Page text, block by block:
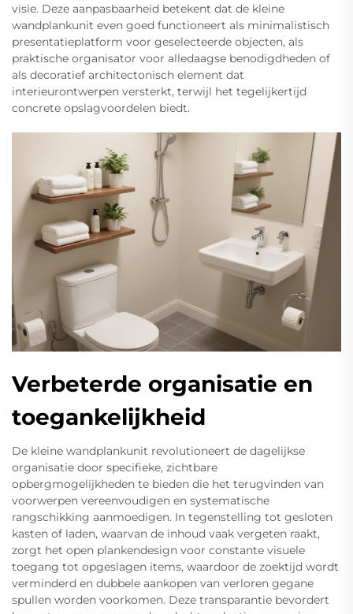
visie. Deze aanpasbaarheid betekent dat de kleine
wandplankunit even goed functioneert als minimalistisch
presentatieplatform voor geselecteerde objecten, als
praktische organisator voor alledaagse benodigdheden of
als decoratief architectonisch element dat
interieurontwerpen versterkt, terwijl het tegelijkertijd
concrete opslagvoordelen biedt.
Verbeterde organisatie en
toegankelijkheid
De kleine wandplankunit revolutioneert de dagelijkse
organisatie door specifieke, zichtbare
opbergmogelijkheden te bieden die het terugvinden van
voorwerpen vereenvoudigen en systematische
rangschikking aanmoedigen. In tegenstelling tot gesloten
kasten of laden, waarvan de inhoud vaak vergeten raakt,
zorgt het open plankendesign voor constante visuele
toegang tot opgeslagen items, waardoor de zoektijd wordt
verminderd en dubbele aankopen van verloren gegane
spullen worden voorkomen. Deze transparantie bevordert